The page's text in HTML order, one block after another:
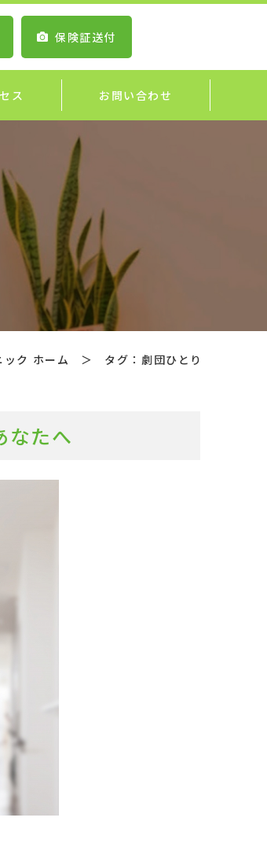
保険証送付
ス お問い合わせ
ク ホーム ＞ タグ：劇団ひとり
なたへ